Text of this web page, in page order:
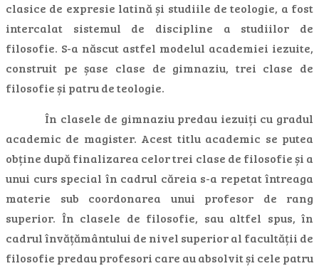
clasice de expresie latină și studiile de teologie, a fost
intercalat sistemul de discipline a studiilor de
filosofie. S-a născut astfel modelul academiei iezuite,
construit pe șase clase de gimnaziu, trei clase de
filosofie și patru de teologie.
În clasele de gimnaziu predau iezuiți cu gradul
academic de magister. Acest titlu academic se putea
obține după finalizarea celor trei clase de filosofie și a
unui curs special în cadrul căreia s-a repetat întreaga
materie sub coordonarea unui profesor de rang
superior. În clasele de filosofie, sau altfel spus, în
cadrul învățământului de nivel superior al facultății de
filosofie predau profesori care au absolvit și cele patru